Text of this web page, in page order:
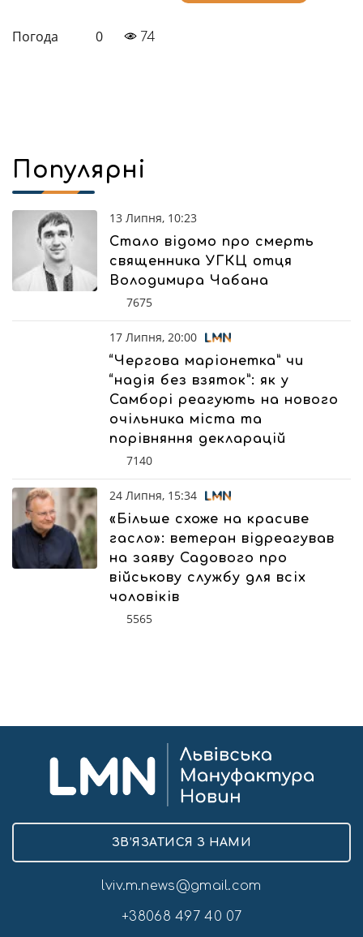
Погода 0 74
Популярні
13 Липня, 10:23
Стало відомо про смерть
священника УГКЦ отця
Володимира Чабана
7675
17 Липня, 20:00
“Чергова маріонетка” чи
“надія без взяток”: як у
Самборі реагують на нового
очільника міста та
порівняння декларацій
7140
24 Липня, 15:34
«Більше схоже на красиве
гасло»: ветеран відреагував
на заяву Садового про
військову службу для всіх
чоловіків
5565
ЗВ’ЯЗАТИСЯ З НАМИ
lviv.m.news@gmail.com
+38068 497 40 07